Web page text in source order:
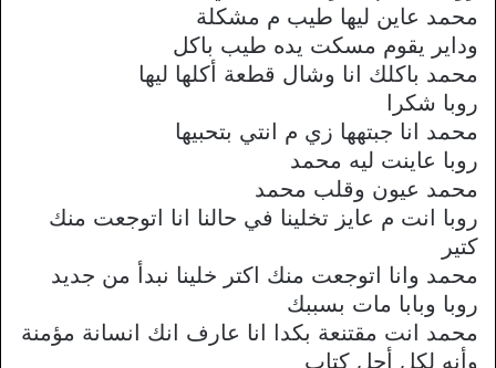
محمد عاين ليها طيب م مشكلة
وداير يقوم مسكت يده طيب باكل
محمد باكلك انا وشال قطعة أكلها ليها
روبا شكرا
محمد انا جبتهها زي م انتي بتحبيها
روبا عاينت ليه محمد
محمد عيون وقلب محمد
روبا انت م عايز تخلينا في حالنا انا اتوجعت منك
كتير
محمد وانا اتوجعت منك اكتر خلينا نبدأ من جديد
روبا وبابا مات بسببك
محمد انت مقتنعة بكدا انا عارف انك انسانة مؤمنة
وأنه لكل أجل كتاب